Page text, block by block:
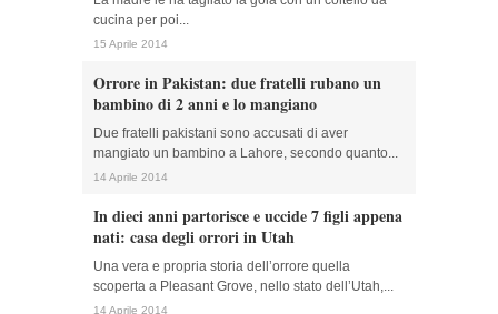
cucina per poi...
15 Aprile 2014
Orrore in Pakistan: due fratelli rubano un
bambino di 2 anni e lo mangiano
Due fratelli pakistani sono accusati di aver
mangiato un bambino a Lahore, secondo quanto...
14 Aprile 2014
In dieci anni partorisce e uccide 7 figli appena
nati: casa degli orrori in Utah
Una vera e propria storia dell’orrore quella
scoperta a Pleasant Grove, nello stato dell’Utah,...
14 Aprile 2014